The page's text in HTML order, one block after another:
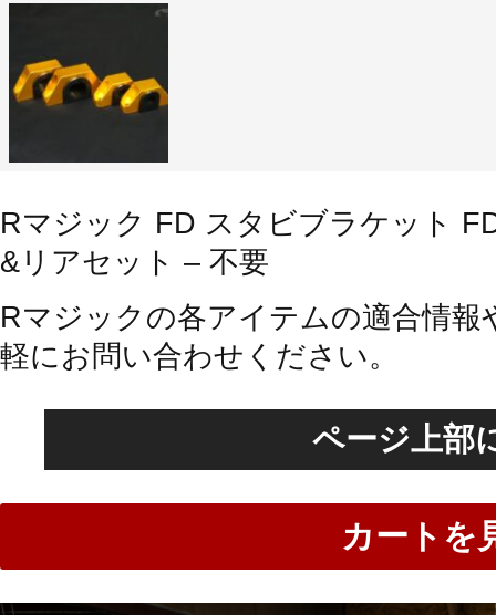
Rマジック FD スタビブラケット
&リアセット – 不要
Rマジックの各アイテムの適合情報
軽にお問い合わせください。
ページ上部
カートを